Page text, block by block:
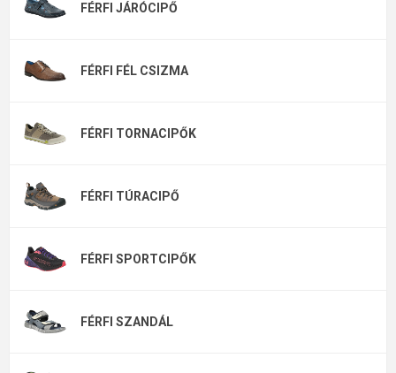
élettartamot és modern megjelenést biztosítanak. Akár irodai
az igényeinek leginkább megfelelő modellt.
cipőt?
céljától függ. Minden cipőtípus más környezethez és használati
módhoz készült. Vásárláskor érdemes az alábbi szempontokat
Felhasználási cél– munkához, szabadidőhöz, sporthoz,
Felsőrész anyaga
– bőr, szintetikus anyag, textil vagy
ezek kombinációja.
FÉRFI JÁRÓCIPŐ
FÉRFI FÉL CSIZMA
FÉRFI TORNACIPŐK
FÉRFI TÚRACIPŐ
FÉRFI SPORTCIPŐK
FÉRFI SZANDÁL